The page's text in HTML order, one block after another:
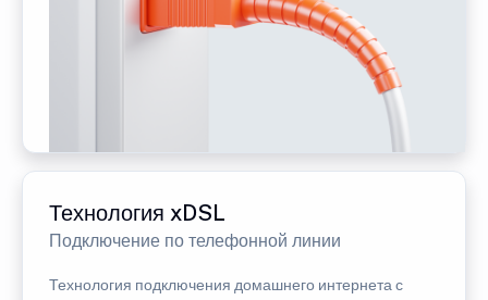
Технология xDSL
Подключение по телефонной линии
Технология подключения домашнего интернета с